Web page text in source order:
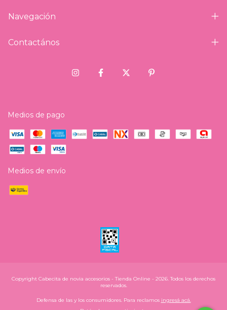
Navegación
Contactános
Medios de pago
Medios de envío
Copyright Cabecita de novia accesorios - Tienda Online - 2026. Todos los derechos
reservados.
Defensa de las y los consumidores. Para reclamos ingresá acá.